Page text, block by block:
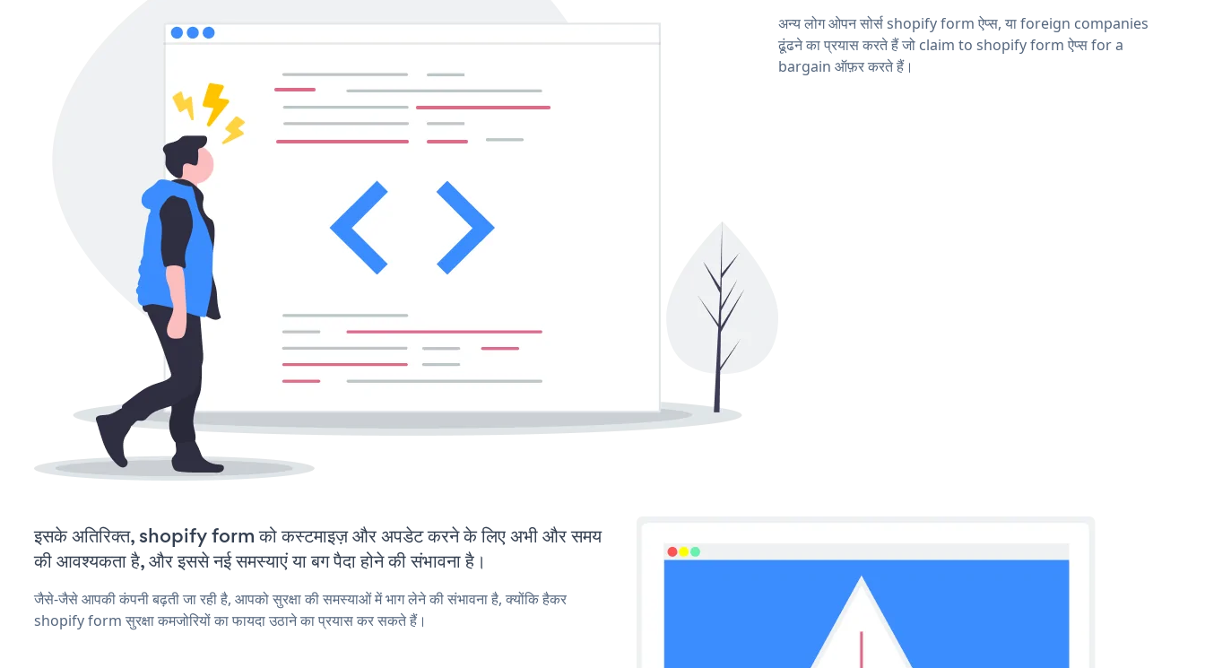
अन्य लोग ओपन सोर्स shopify form ऐप्स, या foreign companies
ढूंढने का प्रयास करते हैं जो claim to shopify form ऐप्स for a
bargain ऑफ़र करते हैं।
इसके अतिरिक्त, shopify form को कस्टमाइज़ और अपडेट करने के लिए अभी और समय
की आवश्यकता है, और इससे नई समस्याएं या बग पैदा होने की संभावना है।
जैसे-जैसे आपकी कंपनी बढ़ती जा रही है, आपको सुरक्षा की समस्याओं में भाग लेने की संभावना है, क्योंकि हैकर
shopify form सुरक्षा कमजोरियों का फायदा उठाने का प्रयास कर सकते हैं।